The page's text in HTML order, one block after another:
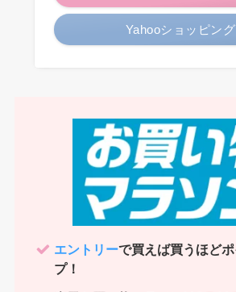
Yahooショッピング
エントリーで買えば買うほど
プ！